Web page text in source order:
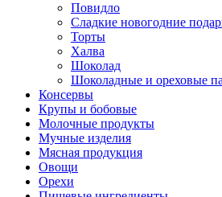
Повидло
Сладкие новогодние
Торты
Халва
Шоколад
Шоколадные и ореховые
Консервы
Крупы и бобовые
Молочные продукты
Мучные изделия
Мясная продукция
Овощи
Орехи